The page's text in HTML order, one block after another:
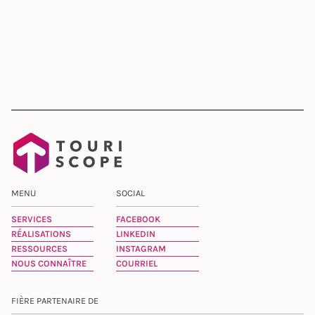
MENU
SERVICES
RÉALISATIONS
RESSOURCES
NOUS CONNAÎTRE
SOCIAL
FACEBOOK
LINKEDIN
INSTAGRAM
COURRIEL
FIÈRE PARTENAIRE DE